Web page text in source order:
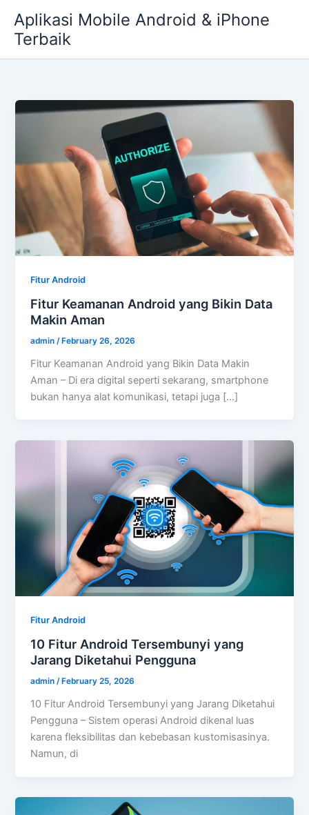
content
Aplikasi Mobile Android & iPhone
Terbaik
Fitur Android
Fitur Keamanan Android yang Bikin Data
Makin Aman
admin /February 26, 2026
Fitur Keamanan Android yang Bikin Data Makin
Aman – Di era digital seperti sekarang, smartphone
bukan hanya alat komunikasi, tetapi juga […]
Fitur Android
10 Fitur Android Tersembunyi yang
Jarang Diketahui Pengguna
admin/February 25, 2026
10 Fitur Android Tersembunyi yang Jarang Diketahui
Pengguna – Sistem operasi Android dikenal luas
karena fleksibilitas dan kebebasan kustomisasinya.
Namun, di